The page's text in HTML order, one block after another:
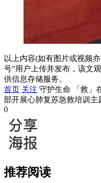
以上内容(如有图片或视频
号”用户上传并发布，该文
供信息存储服务。
首页 关注 守护生命 「救
部开展心肺复苏急救培训主
0
推荐阅读